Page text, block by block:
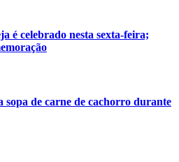
é celebrado nesta sexta-feira;
sopa de carne de cachorro durante